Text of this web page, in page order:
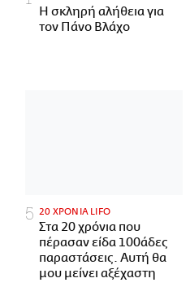
H σκληρή αλήθεια για
τον Πάνο Βλάχο
20 ΧΡΟΝΙΑ LIFO
Στα 20 χρόνια που
πέρασαν είδα 100άδες
παραστάσεις. Αυτή θα
μου μείνει αξέχαστη